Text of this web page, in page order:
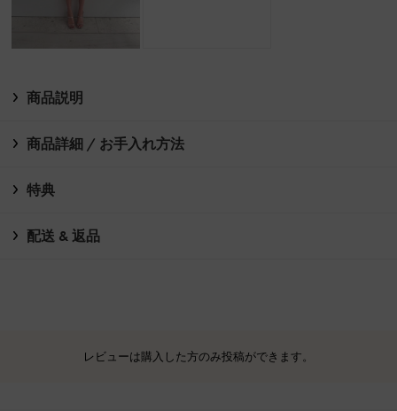
商品説明
商品詳細 / お手入れ方法
特典
配送 & 返品
レビューは購入した方のみ投稿ができます。